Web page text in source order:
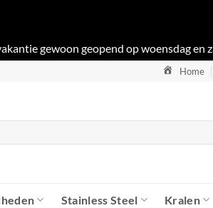
gewoon geopend op woensdag en
Home
Stainless Steel Kralen